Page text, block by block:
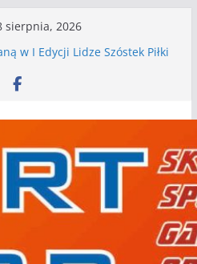
sierpnia, 2026
w I Edycji Lidze Szóstek Piłki
zespoły w toku przygotowań
naszych piłkarskich
pierwszą edycję Ligi Szóstek w
gry kontrolne, piłkarskie